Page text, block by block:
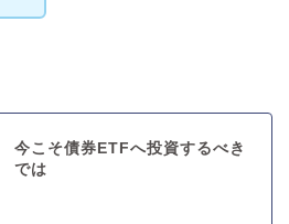
今こそ債券ETFへ投資するべき
では